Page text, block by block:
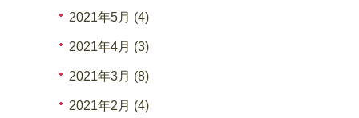
2021年5月 (4)
2021年4月 (3)
2021年3月 (8)
2021年2月 (4)